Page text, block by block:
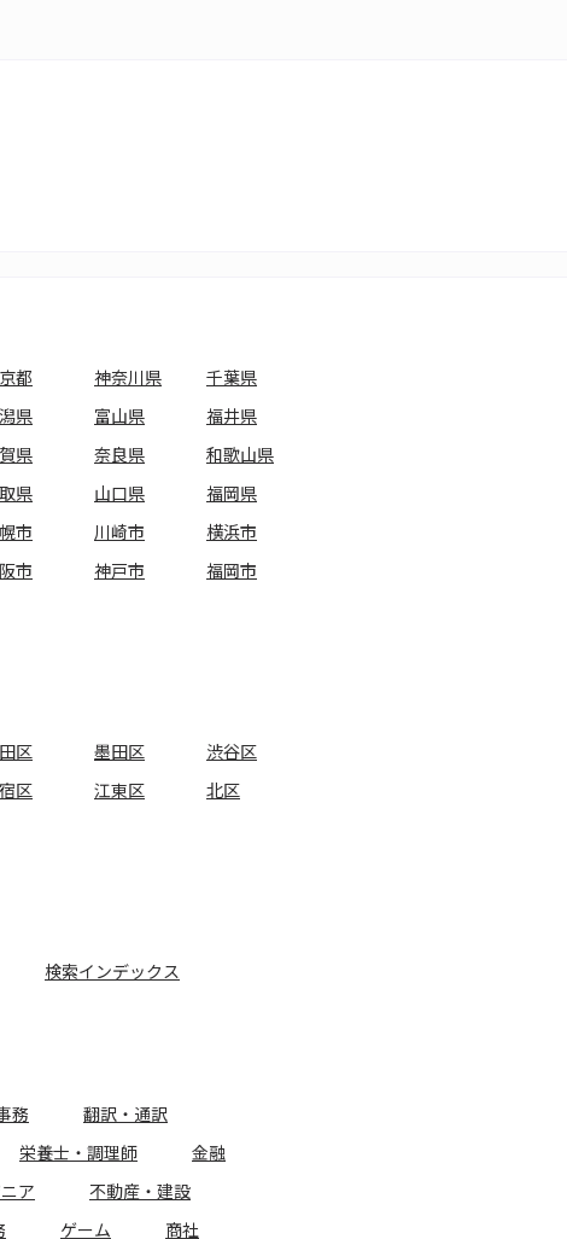
都 神奈川県
千葉県
県 富山県
福井県
県 奈良県
和歌山県
県 山口県
福岡県
市 川崎市
横浜市
市 神戸市
福岡市
区 墨田区
渋谷区
区 江東区
北区
検索インデックス
務
翻訳・通訳
栄養士・調理師
金融
ア
不動産・建設
ゲーム
商社